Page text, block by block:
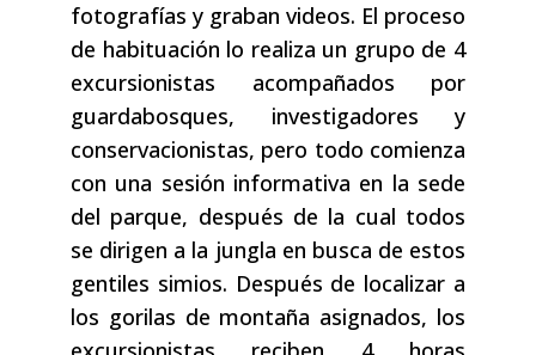
fotografías y graban videos. El proceso
de habituación lo realiza un grupo de 4
excursionistas acompañados por
guardabosques, investigadores y
conservacionistas, pero todo comienza
con una sesión informativa en la sede
del parque, después de la cual todos
se dirigen a la jungla en busca de estos
gentiles simios. Después de localizar a
los gorilas de montaña asignados, los